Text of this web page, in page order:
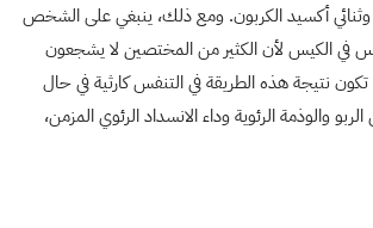
وثنائي أكسيد الكربون. ومع ذلك، ينبغي على الشخص
في الكيس لأن الكثير من المختصين لا يشجعون
نتيجة هذه الطريقة في التنفس كارثية في حال
والوذمة الرئوية وداء الانسداد الرئوي المزمن،